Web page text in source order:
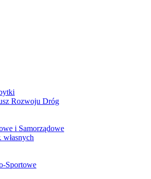
Rozwoju Dróg
i Samorządowe
własnych
Sportowe